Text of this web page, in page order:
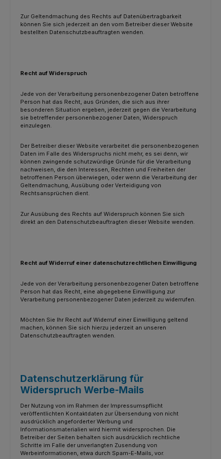
Zur Geltendmachung des Rechts auf Datenübertragbarkeit
können Sie sich jederzeit an den vom Betreiber dieser Website
bestellten Datenschutzbeauftragten wenden.
Recht auf Widerspruch
Jede von der Verarbeitung personenbezogener Daten betroffene
Person hat das Recht, aus Gründen, die sich aus ihrer
besonderen Situation ergeben, jederzeit gegen die Verarbeitung
sie betreffender personenbezogener Daten, Widerspruch
einzulegen.
Der Betreiber dieser Website verarbeitet die personenbezogenen
Daten im Falle des Widerspruchs nicht mehr, es sei denn, wir
können zwingende schutzwürdige Gründe für die Verarbeitung
nachweisen, die den Interessen, Rechten und Freiheiten der
betroffenen Person überwiegen, oder wenn die Verarbeitung der
Geltendmachung, Ausübung oder Verteidigung von
Rechtsansprüchen dient.
Zur Ausübung des Rechts auf Widerspruch können Sie sich
direkt an den Datenschutzbeauftragten dieser Website wenden.
Recht auf Widerruf einer datenschutzrechtlichen Einwilligung
Jede von der Verarbeitung personenbezogener Daten betroffene
Person hat das Recht, eine abgegebene Einwilligung zur
Verarbeitung personenbezogener Daten jederzeit zu widerrufen.
Möchten Sie Ihr Recht auf Widerruf einer Einwilligung geltend
machen, können Sie sich hierzu jederzeit an unseren
Datenschutzbeauftragten wenden.
Datenschutzerklärung für
Widerspruch Werbe-Mails
Der Nutzung von im Rahmen der Impressumspflicht
veröffentlichten Kontaktdaten zur Übersendung von nicht
ausdrücklich angeforderter Werbung und
Informationsmaterialien wird hiermit widersprochen. Die
Betreiber der Seiten behalten sich ausdrücklich rechtliche
Schritte im Falle der unverlangten Zusendung von
Werbeinformationen, etwa durch Spam-E-Mails, vor.